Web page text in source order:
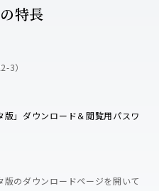
特長
3）
」ダウンロード＆閲覧用パスワ
のダウンロードページを開いて